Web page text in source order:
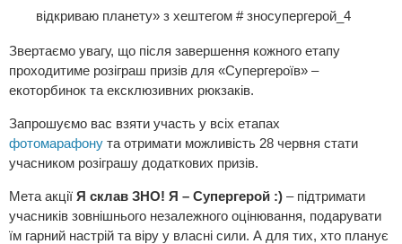
відкриваю планету» з хештегом # зносупергерой_4
Звертаємо увагу, що після завершення кожного етапу
проходитиме розіграш призів для «Супергероїв» –
екоторбинок та ексклюзивних рюкзаків.
Запрошуємо вас взяти участь у всіх етапах
фотомарафону та отримати можливість 28 червня стати
учасником розіграшу додаткових призів.
Мета акції Я склав ЗНО! Я – Супергерой :) – підтримати
учасників зовнішнього незалежного оцінювання, подарувати
їм гарний настрій та віру у власні сили. А для тих, хто планує